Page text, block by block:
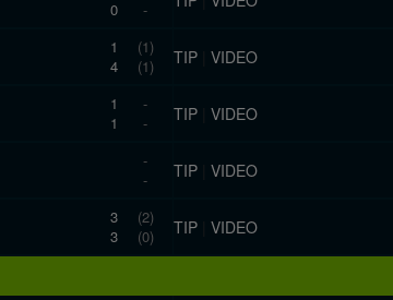
0 -
1
4
(1)
(1)
TIP VIDEO
1
1
-
-
TIP VIDEO
-
-
TIP VIDEO
3
3
(2)
(0)
TIP VIDEO